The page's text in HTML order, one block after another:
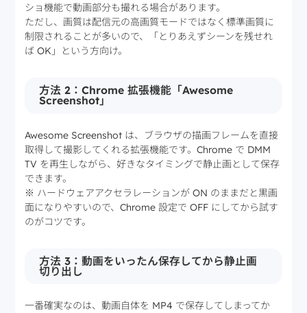
ショ機能で動画部分も撮れる場合があります。
ただし、画質は配信元の高画質モードではなく標準画質に
制限されることが多いので、「とりあえずシーンを残せれ
ば OK」という方向け。
方法 2：Chrome 拡張機能「Awesome
Screenshot」
Awesome Screenshot は、ブラウザの描画フレームを直接
取得して撮影してくれる拡張機能です。Chrome で DMM
TV を再生しながら、好きなタイミングで静止画として保存
できます。
※ ハードウェアアクセラレーションが ON のままだと黒画
面になりやすいので、Chrome 設定で OFF にしてから試す
のがコツです。
方法 3：動画をいったん保存してから静止画
切り出し
一番確実なのは、動画自体を MP4 で保存してしまってか